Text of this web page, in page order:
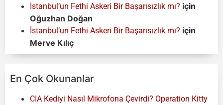
İstanbul’un Fethi Askeri Bir Başarısızlık mı? için
Oğuzhan Doğan
İstanbul’un Fethi Askeri Bir Başarısızlık mı? için
Merve Kılıç
En Çok Okunanlar
CIA Kediyi Nasıl Mikrofona Çevirdi? Operation Kitty